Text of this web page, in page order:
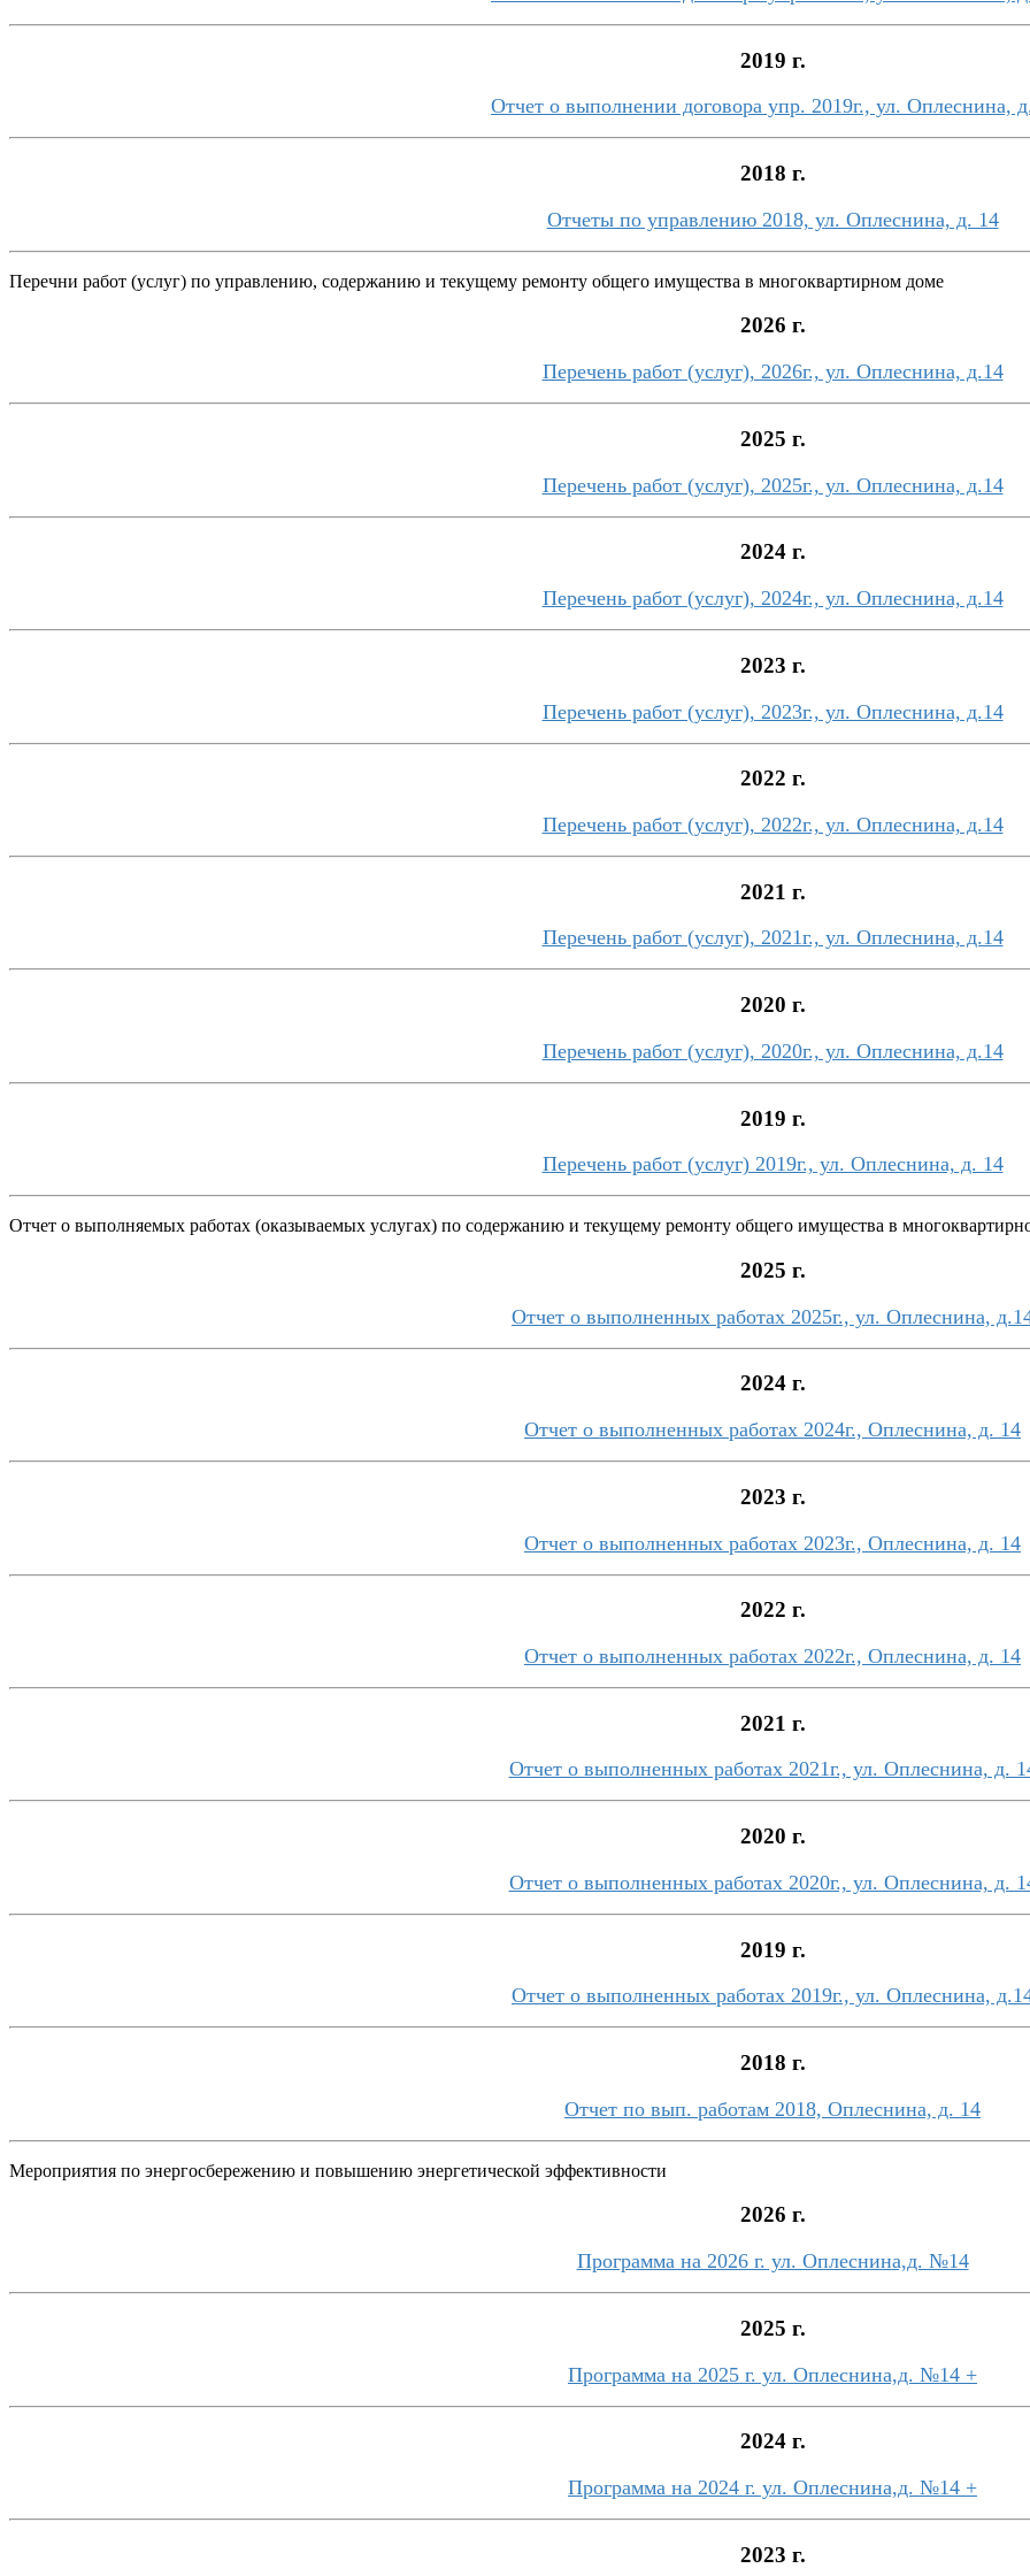
2019 г.
Отчет о выполнении договора упр. 2019г., ул. Оплеснина,
2018 г.
Отчеты по управлению 2018, ул. Оплеснина, д. 14
Перечни работ (услуг) по управлению, содержанию и текущему ремонту общего имущества в многоквартирном доме
2026 г.
Перечень работ (услуг), 2026г., ул. Оплеснина, д.14
2025 г.
Перечень работ (услуг), 2025г., ул. Оплеснина, д.14
2024 г.
Перечень работ (услуг), 2024г., ул. Оплеснина, д.14
2023 г.
Перечень работ (услуг), 2023г., ул. Оплеснина, д.14
2022 г.
Перечень работ (услуг), 2022г., ул. Оплеснина, д.14
2021 г.
Перечень работ (услуг), 2021г., ул. Оплеснина, д.14
2020 г.
Перечень работ (услуг), 2020г., ул. Оплеснина, д.14
2019 г.
Перечень работ (услуг) 2019г., ул. Оплеснина, д. 14
Отчет о выполняемых работах (оказываемых услугах) по содержанию и текущему ремонту общего имущества в
2025 г.
Отчет о выполненных работах 2025г., ул. Оплеснина,
2024 г.
Отчет о выполненных работах 2024г., Оплеснина, д. 14
2023 г.
Отчет о выполненных работах 2023г., Оплеснина, д. 14
2022 г.
Отчет о выполненных работах 2022г., Оплеснина, д. 14
2021 г.
Отчет о выполненных работах 2021г., ул. Оплеснина, д.
2020 г.
Отчет о выполненных работах 2020г., ул. Оплеснина, д.
2019 г.
Отчет о выполненных работах 2019г., ул. Оплеснина,
2018 г.
Отчет по вып. работам 2018, Оплеснина, д. 14
Мероприятия по энергосбережению и повышению энергетической эффективности
2026 г.
Программа на 2026 г. ул. Оплеснина,д. №14
2025 г.
Программа на 2025 г. ул. Оплеснина,д. №14 +
2024 г.
Программа на 2024 г. ул. Оплеснина,д. №14 +
2023 г.